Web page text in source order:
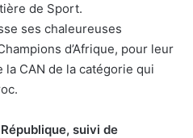
de Sport.
ses chaleureuses
d’Afrique, pour leur
la CAN de la catégorie qui
suivi de